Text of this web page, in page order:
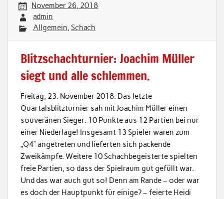
November 26, 2018
admin
Allgemein,Schach
Blitzschachturnier: Joachim Müller
siegt und alle schlemmen.
Freitag, 23. November 2018. Das letzte
Quartalsblitzturnier sah mit Joachim Müller einen
souveränen Sieger: 10 Punkte aus 12 Partien bei nur
einer Niederlage! Insgesamt 13 Spieler waren zum
„Q4“ angetreten und lieferten sich packende
Zweikämpfe. Weitere 10 Schachbegeisterte spielten
freie Partien, so dass der Spielraum gut gefüllt war.
Und das war auch gut so! Denn am Rande – oder war
es doch der Hauptpunkt für einige? – feierte Heidi